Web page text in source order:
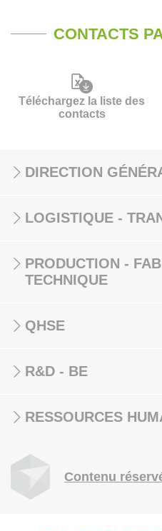
CONTACTS
Téléchargez la liste des
contacts
DIRECTION
LOGISTIQUE -
PRODUCTION -
TECHNIQUE
QHSE
R&D - BE
RESSOURCES
Contenu